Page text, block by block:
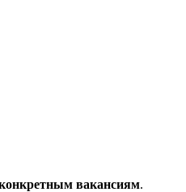
вакансиям.